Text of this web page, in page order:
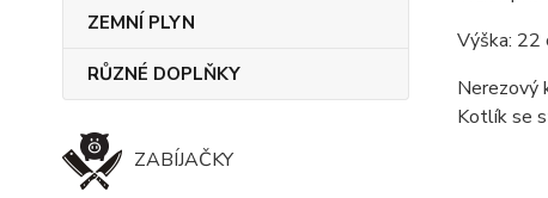
ZEMNÍ PLYN
RŮZNÉ DOPLŇKY
ZABÍJAČKY
Výška: 22
Nerezový
Kotlík se